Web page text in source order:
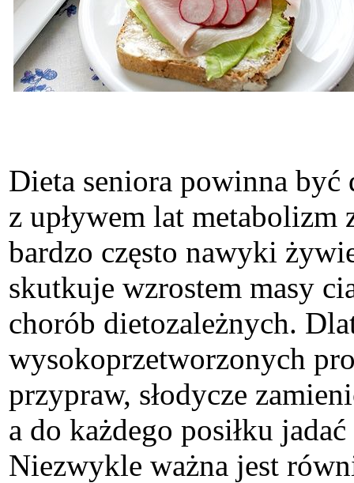
Dieta seniora powinna być
z upływem lat
bardzo często nawyki
skutkuje wzrostem masy
chorób dietozależnych.
wysokoprzetworzonych
przypraw, słodycze
a do każdego posiłku
Niezwykle ważna jest